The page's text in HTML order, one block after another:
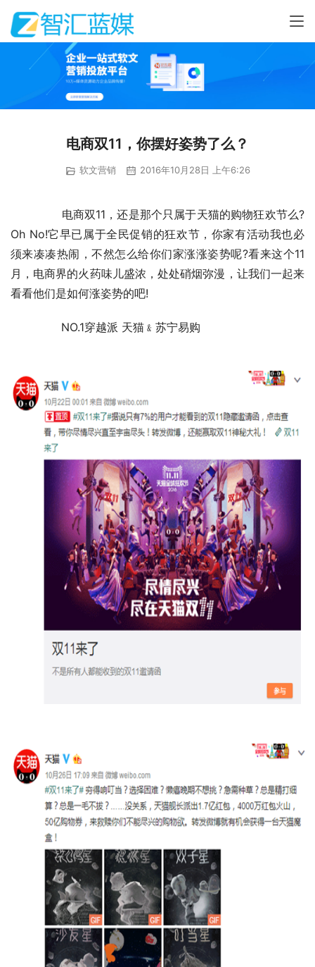
电商双11，你摆好姿势了么？
软文营销 2016年10月28日 上午6:26
Oh No!它早已属于全民促销的狂欢节，你家有活动我也必
须来凑凑热闹，不然怎么给你们家涨涨姿势呢?看来这个11
月，电商界的火药味儿盛浓，处处硝烟弥漫，让我们一起来
看看他们是如何涨姿势的吧!
	　　NO.1穿越派 天猫﹠苏宁易购